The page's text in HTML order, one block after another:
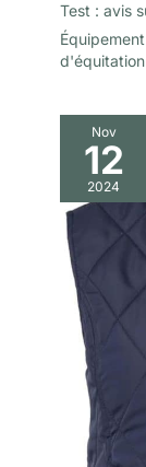
Test : avis
d'équitation
Nov
12
2024